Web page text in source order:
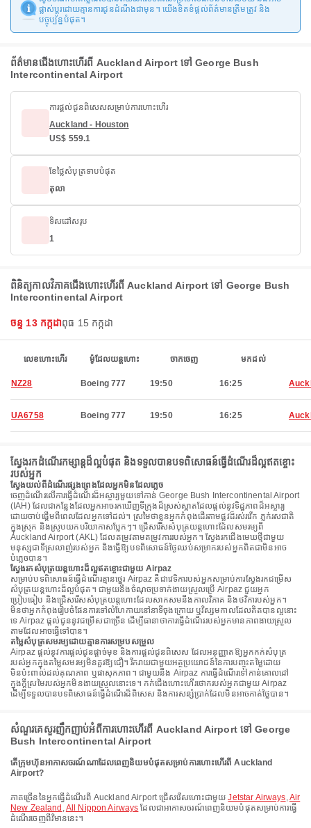
ផ្លាស់ប្តូរដោយគ្មានការជូនដំណឹងជាមុន។ យើងខិតខំផ្តល់ព័ត៌មានត្រឹមត្រូវ និង
បច្ចុប្បន្នបំផុត។
ព័ត៌មានជើងហោះហើរពី Auckland Airport ទៅ George Bush
Intercontinental Airport
ការផ្តល់ជូនពិសេសសម្រាប់ការហោះហើរ
Auckland - Houston
US$ 559.1
ខែថ្លៃសំបុត្រទាបបំផុត
តុលា
ទិសដៅសរុប
1
ពិនិត្យកាលវិភាគជើងហោះហើរពី Auckland Airport ទៅ George Bush
Intercontinental Airport
ចន្ទ 13 កក្កដាពុធ 15 កក្កដា
លេខហោះហើរ ម៉ូដែលយន្តហោះ ចាកចេញ មកដល់
NZ28 Boeing 777 19:50 16:25
UA6758 Boeing 777 19:50 16:25
ស្វែងរកដំណើរកម្សាន្តដ៏ល្អបំផុត និងទទួលបានបទពិសោធន៍ធ្វើដំណើរដ៏ល្អឥតខ្ចោះ
របស់អ្នក
ស្វែងយល់ពីដំណើរផ្សងព្រេងដែលអ្នកមិនដែលភ្លេច
ចេញដំណើរលើការធ្វើដំណើរដ៏អស្ចារ្យមួយទៅកាន់ George Bush Intercontinental Airport
(IAH) ដែលជាកន្លែងដែលអ្នកអាចរកឃើញទីក្រុងដ៏ស្រស់ស្អាតដែលផ្តល់នូវទិដ្ឋភាពដ៏អស្ចារ្យ
ដោយចាប់ផ្តើមពីពេលដែលអ្នកទៅដល់។ ស្រមៃថាខ្លួនអ្នកកំពុងដើរតាមផ្លូវដ៏រស់រវើក ភ្លក់រសជាតិ
ក្នុងស្រុក និងស្រូបយកបរិយាកាសប្លែកៗ។ ជ្រើសរើសសំបុត្រយន្តហោះដែលសមរម្យពី
Auckland Airport (AKL) ដែលតម្រូវតាមតម្រូវការរបស់អ្នក។ ស្វែងរកជើងមេឃថ្មីជាមួយ
មនុស្សជាទីស្រលាញ់របស់អ្នក និងធ្វើឱ្យបទពិសោធន៍ថ្ងៃឈប់សម្រាករបស់អ្នកពិតជាមិនអាច
បំភ្លេចបាន។
ស្វែងរកសំបុត្រយន្តហោះដ៏ល្អឥតខ្ចោះជាមួយ Airpaz
សម្រាប់បទពិសោធន៍ធ្វើដំណើរគ្មានថ្នេរ Airpaz គឺជាវេទិការបស់អ្នកសម្រាប់ការស្វែងរកជម្រើស
សំបុត្រយន្តហោះដ៏ល្អបំផុត។ ជាមួយនឹងចំណុចប្រទាក់ងាយស្រួលប្រើ Airpaz ជួយអ្នក
ប្រៀបធៀប និងជ្រើសរើសសំបុត្រយន្តហោះដែលសាកសមនឹងកាលវិភាគ និងថវិការបស់អ្នក។
មិនថាអ្នកកំពុងរៀបចំផែនការទៅលំហែកាយនៅនាទីចុងក្រោយ ឬវិស្សមកាលដែលគិតបានល្អនោះ
ទេ Airpaz ផ្តល់ជូននូវជម្រើសជាច្រើន ដើម្បីធានាថាការធ្វើដំណើររបស់អ្នកមានភាពងាយស្រួល
តាមដែលអាចធ្វើទៅបាន។
តម្លៃសំបុត្រសមរម្យដោយគ្មានការសម្របសម្រួល
Airpaz ផ្តល់នូវការផ្តល់ជូនផ្តាច់មុខ និងការផ្តល់ជូនពិសេស ដែលអនុញ្ញាតឱ្យអ្នកកក់សំបុត្រ
របស់អ្នកក្នុងតម្លៃសមរម្យមិនគួរឱ្យជឿ។ រីករាយជាមួយអត្ថប្រយោជន៍នៃការបញ្ចុះតម្លៃដោយ
មិនប៉ះពាល់ដល់គុណភាព ឬផាសុកភាព។ ជាមួយនឹង Airpaz ការធ្វើដំណើរទៅកាន់គោលដៅ
ក្នុងក្តីស្រមៃរបស់អ្នកមិនងាយស្រួលនោះទេ។ កក់ជើងហោះហើរថោករបស់អ្នកជាមួយ Airpaz
ដើម្បីទទួលបានបទពិសោធន៍ធ្វើដំណើរដ៏ពិសេស និងការសន្សំប្រាក់ដែលមិនអាចកាត់ថ្លៃបាន។
សំណួរគេសួរញឹកញាប់អំពីការហោះហើរពី Auckland Airport ទៅ George
Bush Intercontinental Airport
តើក្រុមហ៊ុនអាកាសចរណ៍ណាដែលពេញនិយមបំផុតសម្រាប់ការហោះហើរពី Auckland
Airport?
ភាគច្រើននៃអ្នកធ្វើដំណើរពី Auckland Airport ជ្រើសរើសហោះជាមួយJetstar Airways,Air
New Zealand ,All Nippon Airways ដែលជាអាកាសចរណ៍ពេញនិយមបំផុតសម្រាប់ការធ្វើ
ដំណើរចេញពីវិមាននេះ។